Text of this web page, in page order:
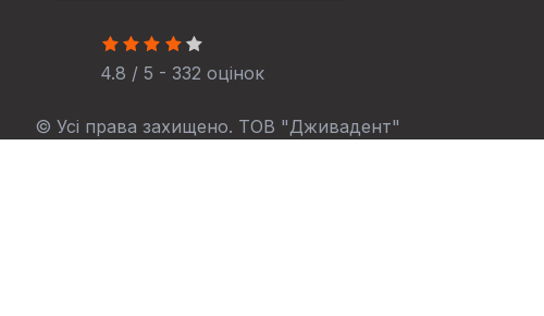
4.8 / 5 - 332 оцінок
© Усі права захищено. ТОВ "Дживадент"